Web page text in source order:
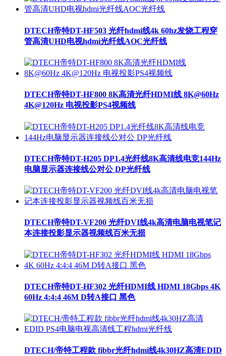
DTECH帝特DT-HF503 光纤hdmi线4k 60hz发烧工程穿
管高清UHD电视hdmi光纤线AOC光纤线
DTECH帝特DT-HF800 8K高清光纤HDMI线 8K@60Hz
4K@120Hz 电视投影PS4视频线
DTECH帝特DT-H205 DP1.4光纤线8K高清线电竞144Hz
电脑显示器连接线公对公 DP光纤线
DTECH帝特DT-VF200 光纤DVI线4k高清电脑电视笔记
本连接投影显示器视频线百米无损
DTECH帝特DT-HF302 光纤HDMI线 HDMI 18Gbps 4K
60Hz 4:4:4 46M D转A接口 黑色
DTECH/帝特工程款 fibbr光纤hdmi线4k30HZ高清EDID